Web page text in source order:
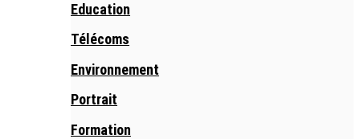
Education
Télécoms
Environnement
Portrait
Formation